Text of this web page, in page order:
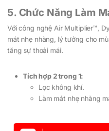
5. Chức Năng Làm
Với công nghệ Air Multiplier™,
mát nhẹ nhàng, lý tưởng cho
tăng sự thoải mái.
Tích hợp 2 trong 1:
Lọc không khí.
Làm mát nhẹ nhàng